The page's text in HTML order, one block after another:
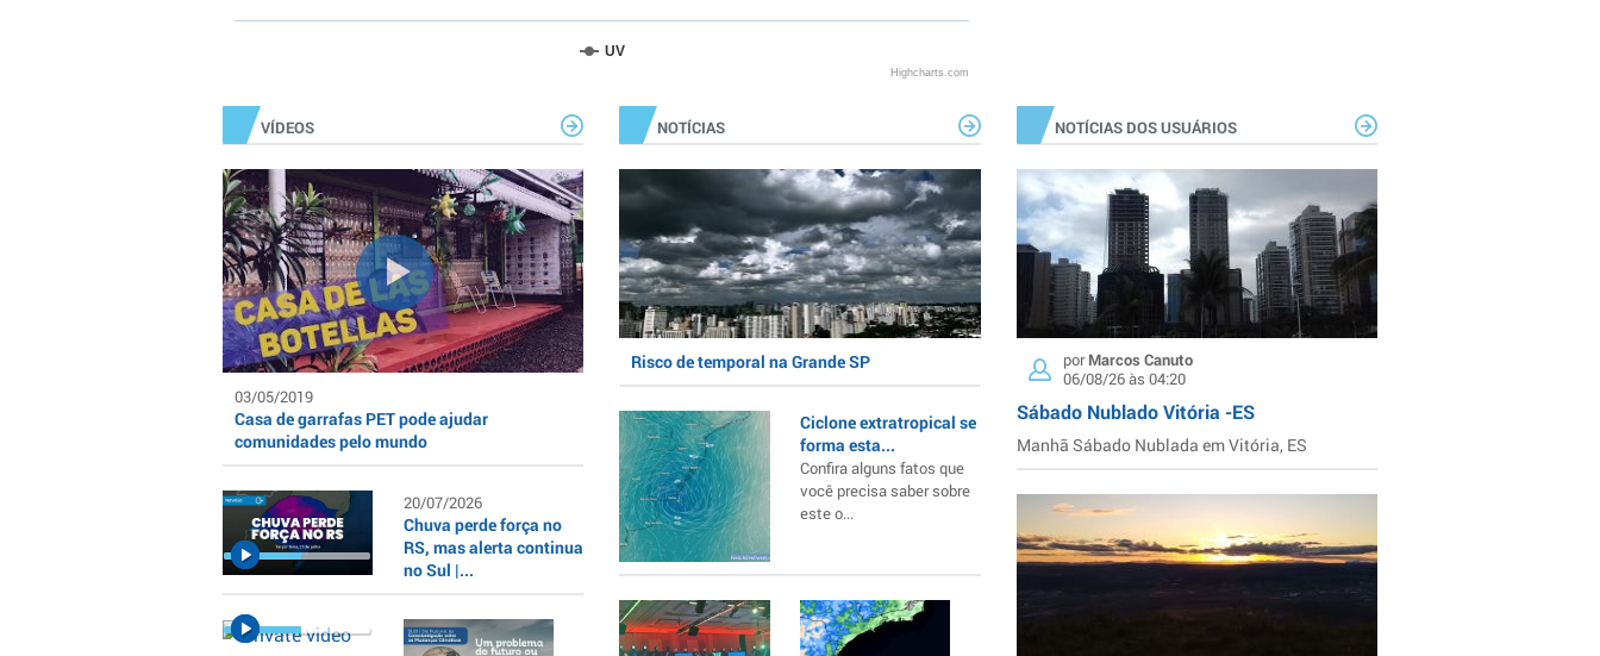
UV
Highcharts.com
VÍDEOS
03/05/2019
Casa de garrafas PET pode ajudar
comunidades pelo mundo
20/07/2026
Chuva perde força no
RS, mas alerta continua
no Sul |...
NOTÍCIAS
Risco de temporal na Grande SP
Ciclone extratropical se
forma esta...
Confira alguns fatos que
você precisa saber sobre
este o...
NOTÍCIAS DOS USUÁRIOS
porMarcos Canuto
06/08/26 às 04:20
Sábado Nublado Vitória -ES
Manhã Sábado Nublada em Vitória, ES